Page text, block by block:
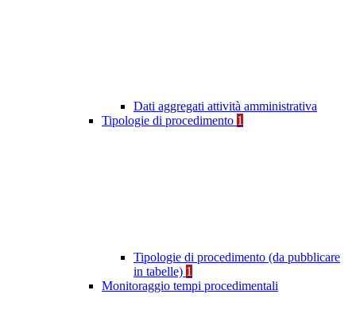
Dati aggregati attività amministrativa
Tipologie di procedimento 1
Tipologie di procedimento (da pubblicare
in tabelle) 1
Monitoraggio tempi procedimentali